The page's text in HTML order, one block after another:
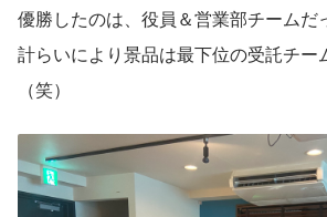
優勝したのは、役員＆営業部チームだ
計らいにより景品は最下位の受託チー
（笑）